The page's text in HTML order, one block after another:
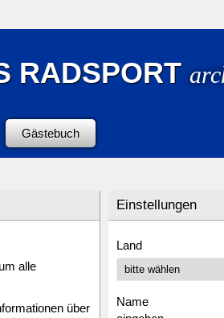
RADSPORT
Gästebuch
alle
über
Einstellungen
Land
Name